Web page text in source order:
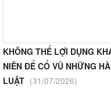
KHÔNG THỂ LỢI DỤNG
NIÊN ĐỂ CỔ VŨ NHỮNG
LUẬT (31/07/2026)